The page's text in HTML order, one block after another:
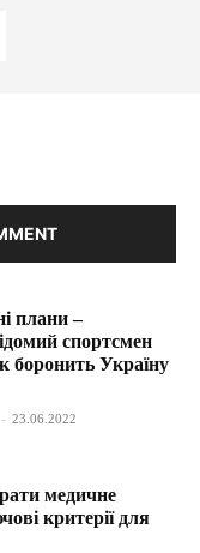
плани –
спортсмен
боронить Україну
- 23.06.2022
медичне
критерії для